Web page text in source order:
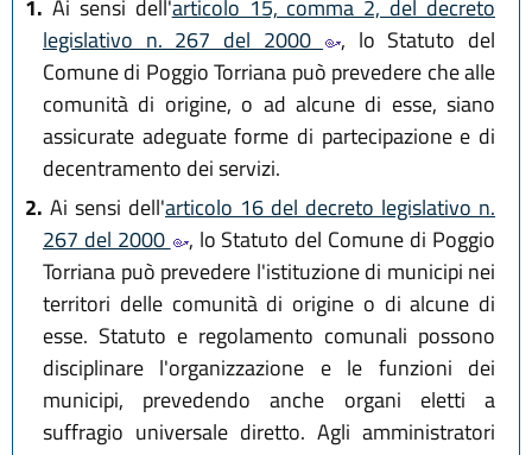
1. Ai sensi dell'articolo 15, comma 2, del decreto
legislativo n. 267 del 2000
, lo Statuto del
Comune di Poggio Torriana può prevedere che alle
comunità di origine, o ad alcune di esse, siano
assicurate adeguate forme di partecipazione e di
decentramento dei servizi.
2. Ai sensi dell'articolo 16 del decreto legislativo n.
267 del 2000
, lo Statuto del Comune di Poggio
Torriana può prevedere l'istituzione di municipi nei
territori delle comunità di origine o di alcune di
esse. Statuto e regolamento comunali possono
disciplinare l'organizzazione e le funzioni dei
municipi, prevedendo anche organi eletti a
suffragio universale diretto. Agli amministratori